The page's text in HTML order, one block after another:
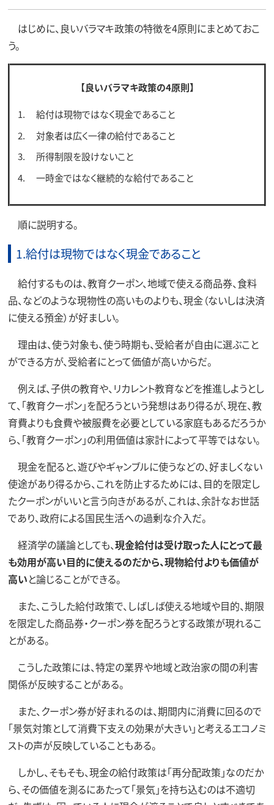
はじめに、良いバラマキ政策の特徴を4原則にまとめておこ
う。
【良いバラマキ政策の4原則】
給付は現物ではなく現金であること
対象者は広く一律の給付であること
所得制限を設けないこと
一時金ではなく継続的な給付であること
順に説明する。
1.給付は現物ではなく現金であること
給付するものは、教育クーポン、地域で使える商品券、食料
品、などのような現物性の高いものよりも、現金（ないしは決済
に使える預金）が好ましい。
理由は、使う対象も、使う時期も、受給者が自由に選ぶこと
ができる方が、受給者にとって価値が高いからだ。
例えば、子供の教育や、リカレント教育などを推進しようとし
て、「教育クーポン」を配ろうという発想はあり得るが、現在、教
育費よりも食費や被服費を必要としている家庭もあるだろうか
ら、「教育クーポン」の利用価値は家計によって平等ではない。
現金を配ると、遊びやギャンブルに使うなどの、好ましくない
使途があり得るから、これを防止するためには、目的を限定し
たクーポンがいいと言う向きがあるが、これは、余計なお世話
であり、政府による国民生活への過剰な介入だ。
経済学の議論としても、現金給付は受け取った人にとって最
も効用が高い目的に使えるのだから、現物給付よりも価値が
高いと論じることができる。
また、こうした給付政策で、しばしば使える地域や目的、期限
を限定した商品券・クーポン券を配ろうとする政策が現れるこ
とがある。
こうした政策には、特定の業界や地域と政治家の間の利害
関係が反映することがある。
また、クーポン券が好まれるのは、期間内に消費に回るので
「景気対策として消費下支えの効果が大きい」と考えるエコノミ
ストの声が反映していることもある。
しかし、そもそも、現金の給付政策は「再分配政策」なのだか
ら、その価値を測るにあたって「景気」を持ち込むのは不適切